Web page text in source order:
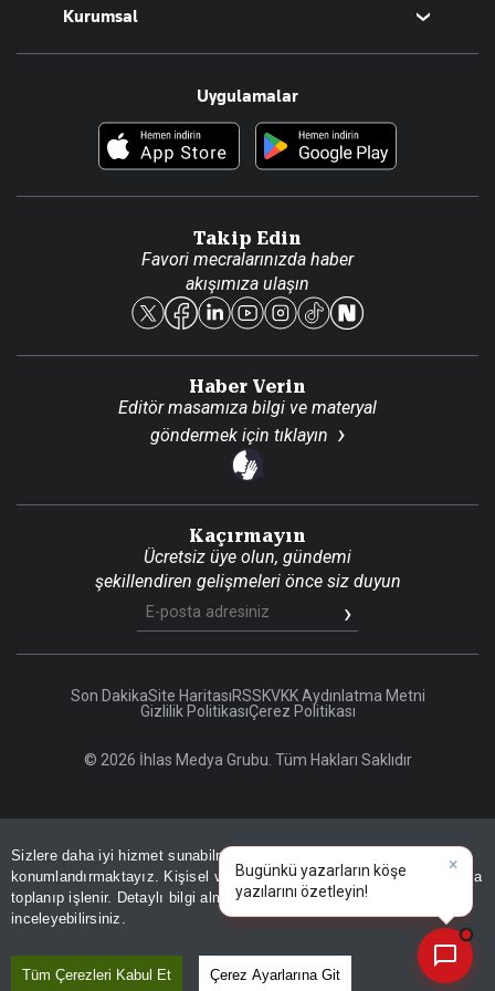
Sizlere daha iyi hizmet sunabilmek adına sitemizde
konumlandırmaktayız. Kişisel verileriniz, KVKK ve GDPR kapsamında
toplanıp işlenir. Detaylı bilgi almak içinAydınlatma Metnimizi
inceleyebilirsiniz.
Tüm Çerezleri Kabul Et Çerez Ayarlarına Git
Teknoloji
Resmî Ilanlar
Foto Haber
Kurumsal
Hakkımızda
Künye
Reklam Ver
Uygulamalar
Takip Edin
Favori mecralarınızda haber
akışımıza ulaşın
Haber Verin
Editör masamıza bilgi ve materyal
göndermek için tıklayın
Kaçırmayın
Ücretsiz üye olun, gündemi
şekillendiren gelişmeleri önce siz duyun
© 2026 İhlas Medya Grubu. Tüm Hakları Saklıdır
Son DakikaSite HaritasıRSSKVKK Aydınlatma Metni
Gizlilik PolitikasıÇerez Politikası
×
Bugünkü yazarların köşe
yazılarını özetleyin!